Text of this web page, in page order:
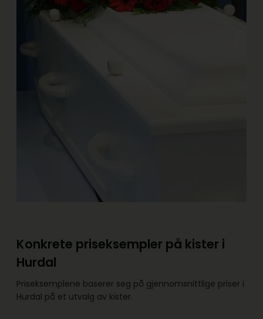
Konkrete priseksempler på kister i
Hurdal
Priseksemplene baserer seg på gjennomsnittlige priser i
Hurdal på et utvalg av kister.